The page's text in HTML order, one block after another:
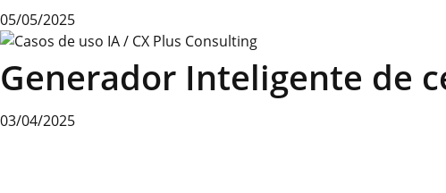
05/05/2025
Generador Inteligente de
03/04/2025